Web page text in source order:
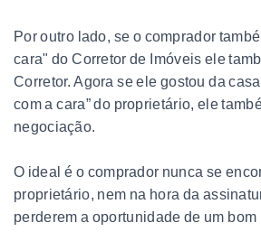
Por outro lado, se o comprador
cara" do Corretor de Imóveis ele
Corretor. Agora se ele gostou da
com a cara” do proprietário, ele
negociação.
O ideal é o comprador nunca se
proprietário, nem na hora da
perderem a oportunidade de um bom